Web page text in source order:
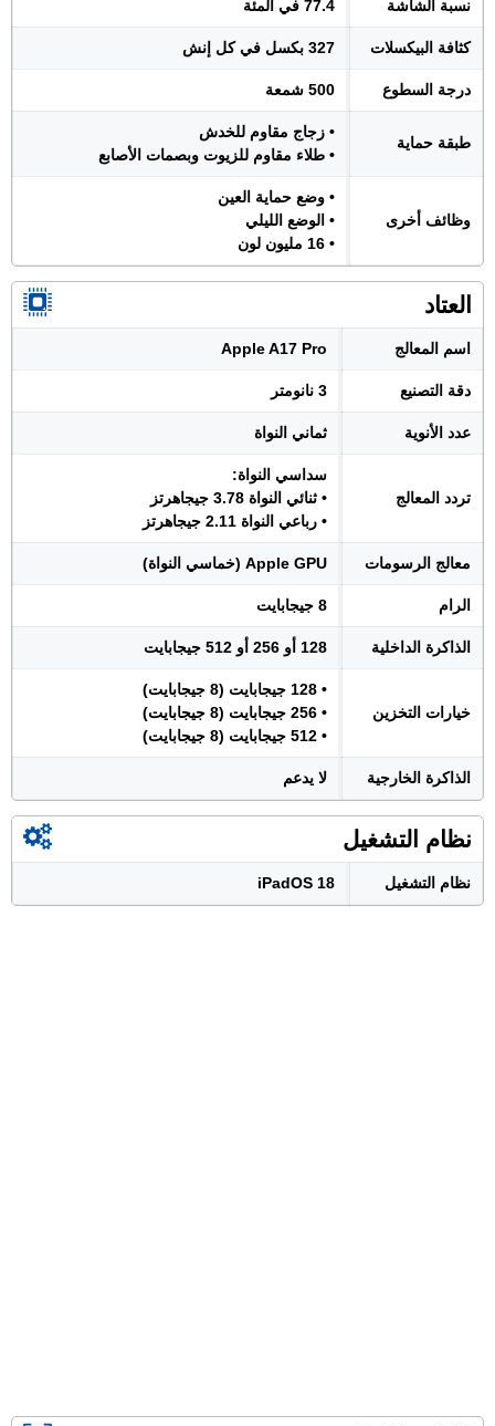
نسبة الشاشة 77.4 في المئة
كثافة البيكسلات 327 بكسل في كل إنش
درجة السطوع 500 شمعة
طبقة حماية
• زجاج مقاوم للخدش
• طلاء مقاوم للزيوت وبصمات الأصابع
وظائف أخرى
• وضع حماية العين
• الوضع الليلي
• 16 مليون لون
العتاد
اسم المعالج Apple A17 Pro
دقة التصنيع 3 نانومتر
عدد الأنوية ثماني النواة
تردد المعالج
سداسي النواة:
• ثنائي النواة 3.78 جيجاهرتز
• رباعي النواة 2.11 جيجاهرتز
معالج الرسومات Apple GPU (خماسي النواة)
الرام 8 جيجابايت
الذاكرة الداخلية 128 أو 256 أو 512 جيجابايت
خيارات التخزين
• 128 جيجابايت (8 جيجابايت)
• 256 جيجابايت (8 جيجابايت)
• 512 جيجابايت (8 جيجابايت)
الذاكرة الخارجية لا يدعم
نظام التشغيل
نظام التشغيل iPadOS 18